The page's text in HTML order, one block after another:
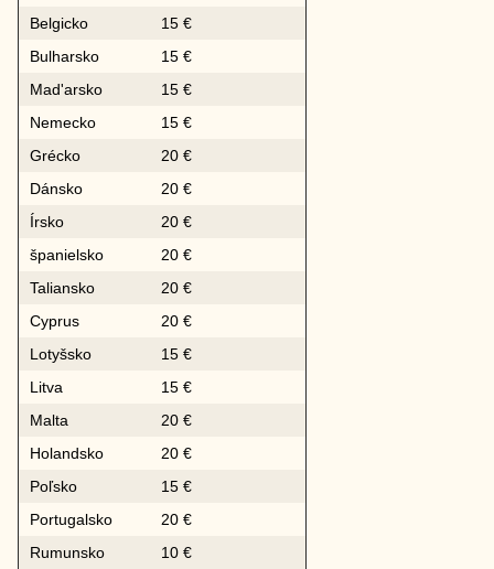
Belgicko
15 €
Bulharsko
15 €
Mad'arsko
15 €
Nemecko
15 €
Grécko
20 €
Dánsko
20 €
Írsko
20 €
španielsko
20 €
Taliansko
20 €
Cyprus
20 €
Lotyšsko
15 €
Litva
15 €
Malta
20 €
Holandsko
20 €
Poľsko
15 €
Portugalsko
20 €
Rumunsko
10 €